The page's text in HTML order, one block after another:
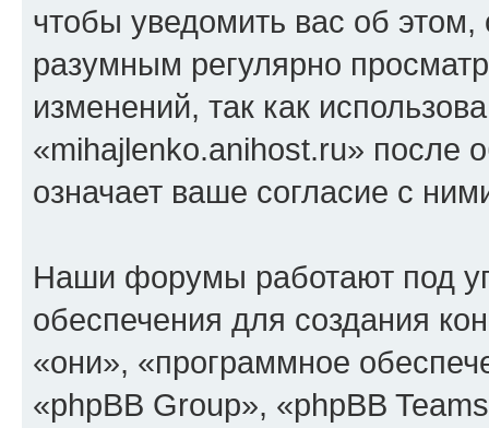
чтобы уведомить вас об
разумным регулярно
изменений, так как
«mihajlenko.anihost.ru» после
означает ваше согласие с
Наши форумы работают под
обеспечения для создания
«они», «программное
«phpBB Group», «phpBB